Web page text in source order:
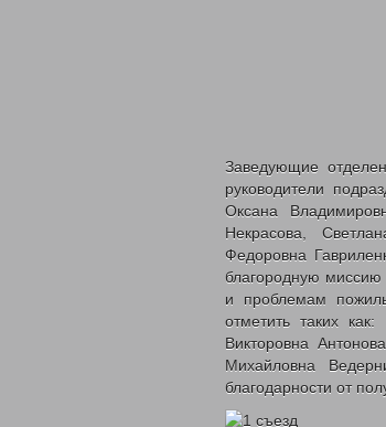
Заведующие
руководители
Оксана
Некрасова,
Федоровна
благородную
и проблемам
отметить таких
Викторовна
Михайловна
благодарности от